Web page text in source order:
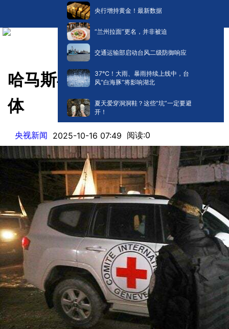
央行增持黄金！最新数据
“兰州拉面”更名，并非被迫
交通运输部启动台风二级防御响应
​37℃！大雨、暴雨持续上线中，台
风“白海豚”将影响湖北
夏天爱穿洞洞鞋？这些“坑”一定要避
开！
哈马斯再移交2名以方人员遗
体
央视新闻 2025-10-16 07:49 阅读:0